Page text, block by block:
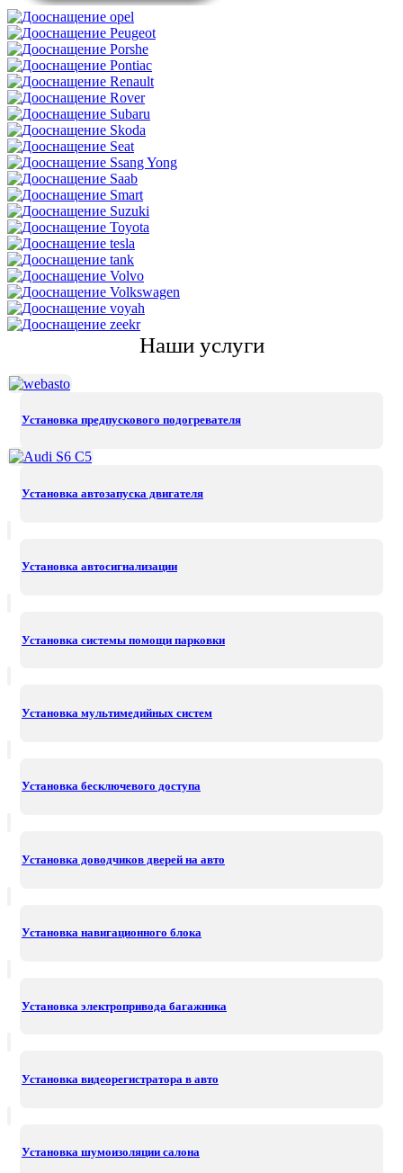
Наши услуги
Установка предпускового подогревателя
Установка автозапуска двигателя
Установка автосигнализации
Установка системы помощи парковки
Установка мультимедийных систем
Установка бесключевого доступа
Установка доводчиков дверей на авто
Установка навигационного блока
Установка электропривода багажника
Установка видеорегистратора в авто
Установка шумоизоляции салона